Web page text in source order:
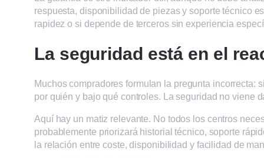
respuesta, disponibilidad de piezas y soporte técnico
rapidez o si depende de terceros sin experiencia
La seguridad está en el
Muchos compradores formulan la pregunta
por quién y bajo qué controles. La seguridad no viene
Aquí hay un matiz relevante. No todos los centros
probablemente priorizará historial técnico, soporte
la relación entre coste, disponibilidad y facilidad de